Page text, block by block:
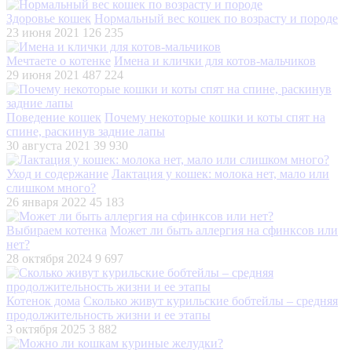
Здоровье кошек Нормальный вес кошек по возрасту и породе
23 июня 2021 126 235
Мечтаете о котенке Имена и клички для котов-мальчиков
29 июня 2021 487 224
Поведение кошек Почему некоторые кошки и коты спят на
спине, раскинув задние лапы
30 августа 2021 39 930
Уход и содержание Лактация у кошек: молока нет, мало или
слишком много?
26 января 2022 45 183
Выбираем котенка Может ли быть аллергия на сфинксов или
нет?
28 октября 2024 9 697
Котенок дома Сколько живут курильские бобтейлы – средняя
продолжительность жизни и ее этапы
3 октября 2025 3 882